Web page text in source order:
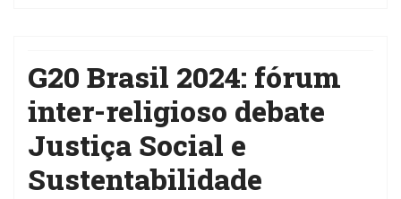
G20 Brasil 2024: fórum
inter-religioso debate
Justiça Social e
Sustentabilidade